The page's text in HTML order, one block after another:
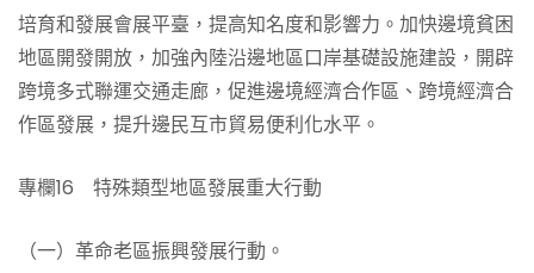
培育和發展會展平臺，提高知名度和影響力。加快邊境貧困
地區開發開放，加強內陸沿邊地區口岸基礎設施建設，開辟
跨境多式聯運交通走廊，促進邊境經濟合作區、跨境經濟合
作區發展，提升邊民互市貿易便利化水平。
專欄16 特殊類型地區發展重大行動
（一）革命老區振興發展行動。